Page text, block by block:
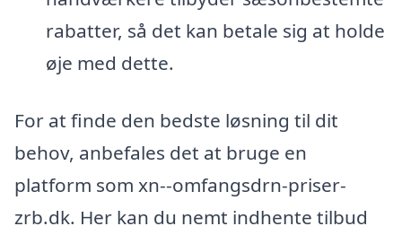
rabatter, så det kan betale sig at holde
øje med dette.
For at finde den bedste løsning til dit
behov, anbefales det at bruge en
platform som xn--omfangsdrn-priser-
zrb.dk. Her kan du nemt indhente tilbud